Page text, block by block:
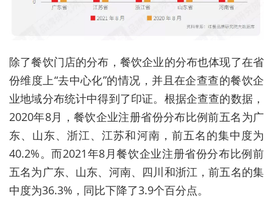
除了餐饮门店的分布，餐饮企业的分布也体现了在省
份维度上“去中心化”的情况，并且在企查查的餐饮企
业地域分布统计中得到了印证。根据企查查的数据，
2020年8月，餐饮企业注册省份分布比例前五名为广
东、山东、浙江、江苏和河南，前五名的集中度为
40.2%。而2021年8月餐饮企业注册省份分布比例前
五名为广东、山东、河南、四川和浙江，前五名的集
中度为36.3%，同比下降了3.9个百分点。